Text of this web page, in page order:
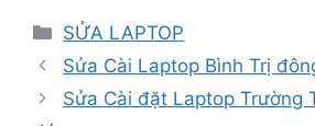
Danh
mục
SỬA LAPTOP
Sửa Cài Laptop Bình Trị
Sửa Cài đặt Laptop Trường